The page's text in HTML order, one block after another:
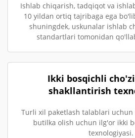
Ishlab chiqarish, tadqiqot va
10 yildan ortiq tajribaga ega
shuningdek, uskunalar ishlab
standartlari tomonidan
Ikki bosqichli
shakllantirish
Turli xil paketlash talablari uchun
butilka olish uchun ilg'or ikki
texnologiyasi.